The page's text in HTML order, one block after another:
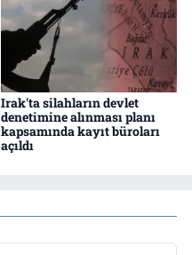
Irak'ta silahların devlet
denetimine alınması planı
kapsamında kayıt büroları
açıldı